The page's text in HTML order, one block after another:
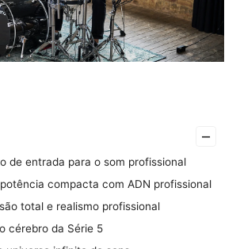
–
de entrada para o som profissional
compacta com ADN profissional
total e realismo profissional
cérebro da Série 5